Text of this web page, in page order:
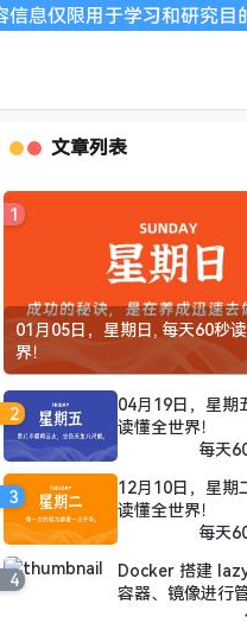
学习和研究目的。不得将
文章列表
1
01月05日，星期日, 每天60秒
界！
2
04月19日，星期
读懂全世界！
每天
3
12月10日，星期
读懂全世界！
每天
4
Docker 搭建
容器、镜像进行